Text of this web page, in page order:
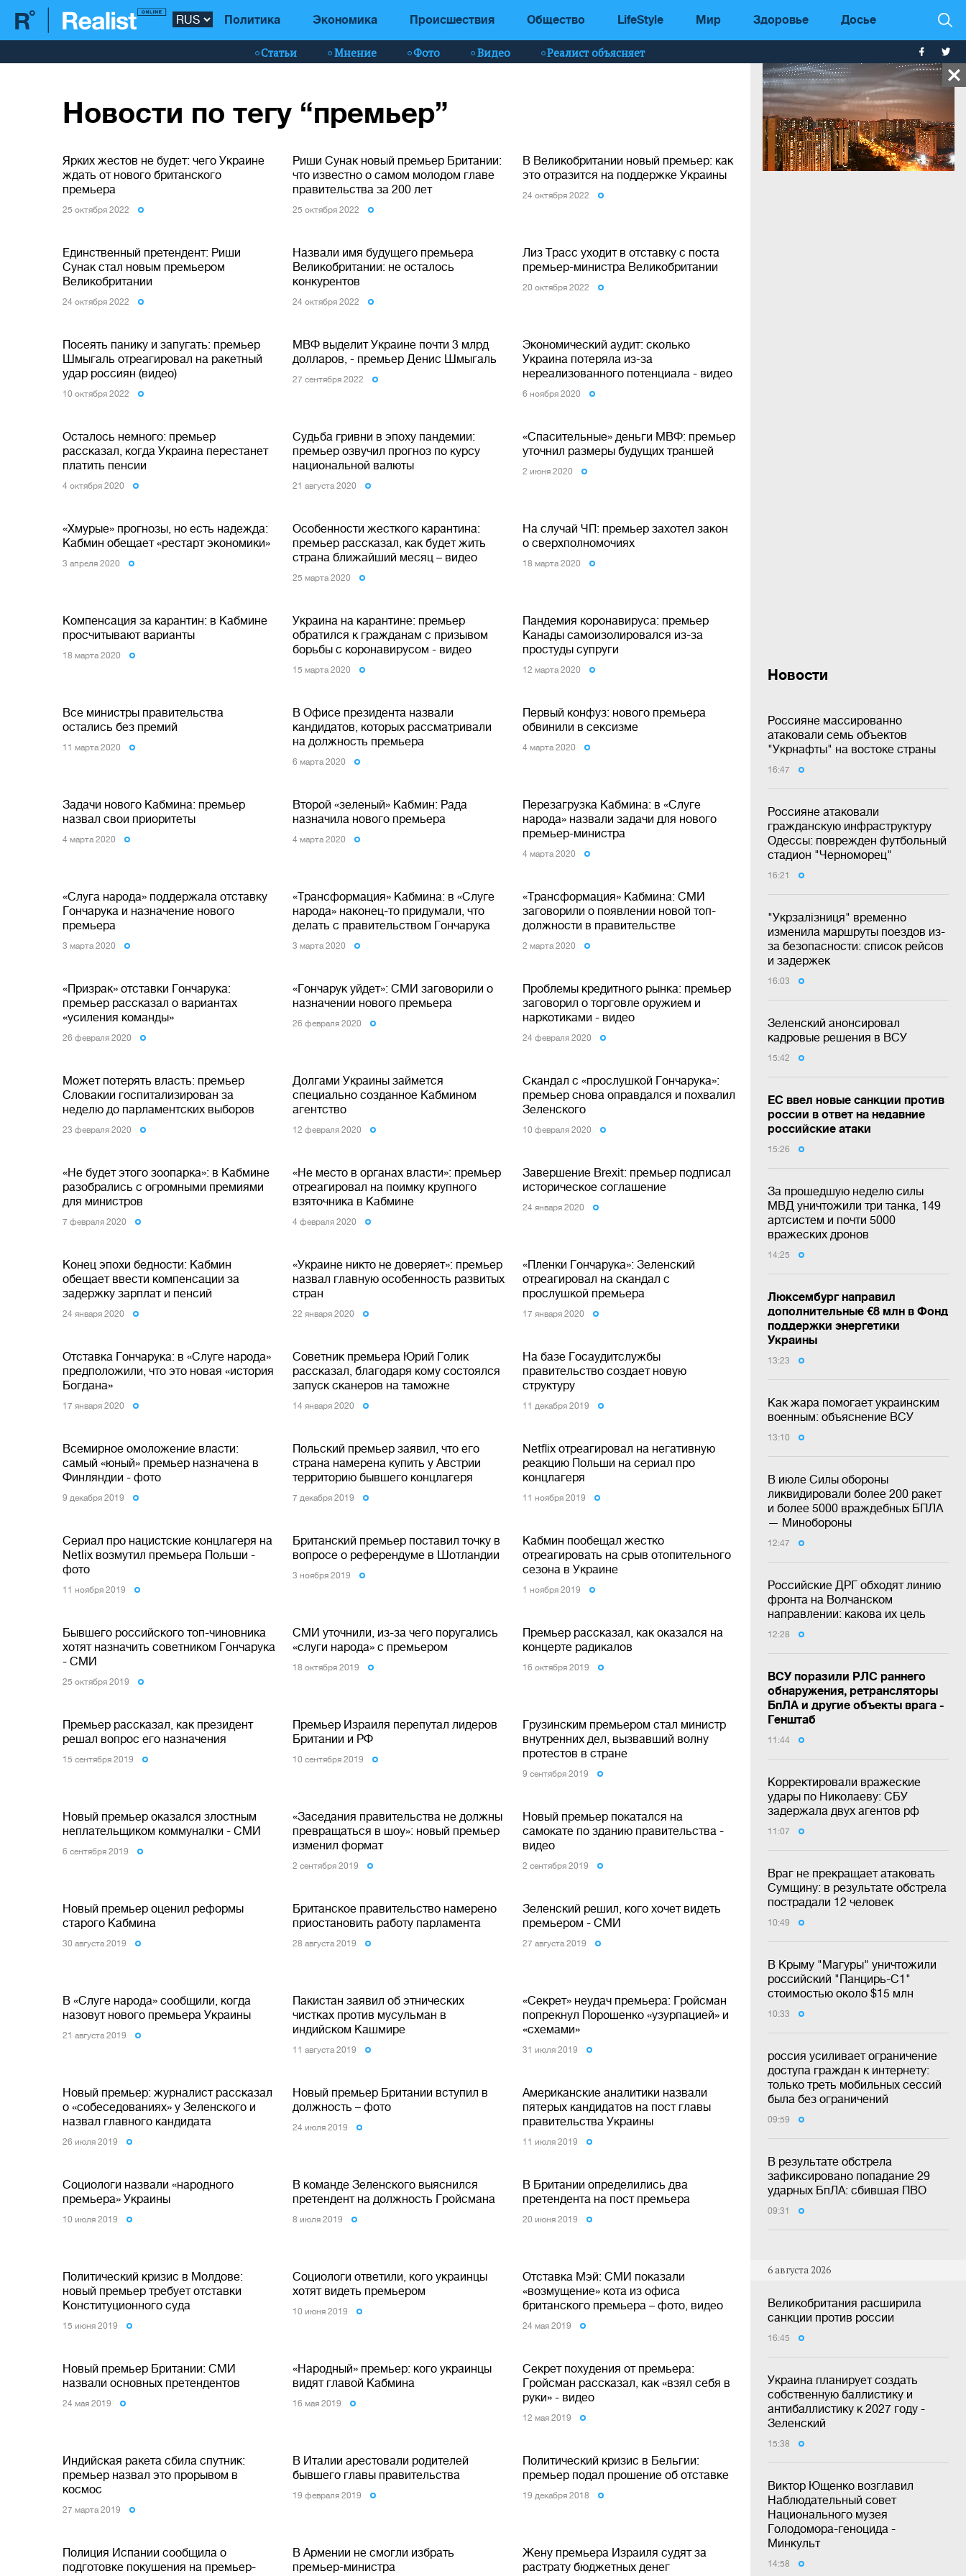
Политика Экономика Происшествия Общество LifeStyle Мир Здоровье Досье
Статьи Мнение Фото Видео Реалист объясняет
Новости
Россияне массированно
атаковали семь объектов
"Укрнафты" на востоке страны
16:47
Россияне атаковали
гражданскую инфраструктуру
Одессы: поврежден футбольный
стадион "Черноморец"
16:21
"Укрзалізниця" временно
изменила маршруты поездов из-
за безопасности: список рейсов
и задержек
16:03
Зеленский анонсировал
кадровые решения в ВСУ
15:42
ЕС ввел новые санкции против
россии в ответ на недавние
российские атаки
15:26
За прошедшую неделю силы
МВД уничтожили три танка, 149
артсистем и почти 5000
вражеских дронов
14:25
Люксембург направил
дополнительные €8 млн в Фонд
поддержки энергетики
Украины
13:23
Как жара помогает украинским
военным: объяснение ВСУ
13:10
В июле Силы обороны
ликвидировали более 200 ракет
и более 5000 враждебных БПЛА
— Минобороны
12:47
Российские ДРГ обходят линию
фронта на Волчанском
направлении: какова их цель
12:28
ВСУ поразили РЛС раннего
обнаружения, ретрансляторы
БпЛА и другие объекты врага -
Генштаб
11:44
Корректировали вражеские
удары по Николаеву: СБУ
задержала двух агентов рф
11:07
Враг не прекращает атаковать
Сумщину: в результате обстрела
пострадали 12 человек
10:49
В Крыму "Магуры" уничтожили
российский "Панцирь-С1"
стоимостью около $15 млн
10:33
россия усиливает ограничение
доступа граждан к интернету:
только треть мобильных сессий
была без ограничений
09:59
В результате обстрела
зафиксировано попадание 29
ударных БпЛА: сбившая ПВО
09:31
6 августа 2026
Великобритания расширила
санкции против россии
16:45
Украина планирует создать
собственную баллистику и
антибаллистику к 2027 году -
Зеленский
15:38
Виктор Ющенко возглавил
Наблюдательный совет
Национального музея
Голодомора-геноцида -
Минкульт
14:58
Новости по тегу “премьер”
Ярких жестов не будет: чего Украине
ждать от нового британского
премьера
25 октября 2022
Риши Сунак новый премьер Британии:
что известно о самом молодом главе
правительства за 200 лет
25 октября 2022
В Великобритании новый премьер: как
это отразится на поддержке Украины
24 октября 2022
Единственный претендент: Риши
Сунак стал новым премьером
Великобритании
24 октября 2022
Назвали имя будущего премьера
Великобритании: не осталось
конкурентов
24 октября 2022
Лиз Трасс уходит в отставку с поста
премьер-министра Великобритании
20 октября 2022
Посеять панику и запугать: премьер
Шмыгаль отреагировал на ракетный
удар россиян (видео)
10 октября 2022
МВФ выделит Украине почти 3 млрд
долларов, - премьер Денис Шмыгаль
27 сентября 2022
Экономический аудит: сколько
Украина потеряла из-за
нереализованного потенциала - видео
6 ноября 2020
Осталось немного: премьер
рассказал, когда Украина перестанет
платить пенсии
4 октября 2020
Судьба гривни в эпоху пандемии:
премьер озвучил прогноз по курсу
национальной валюты
21 августа 2020
«Спасительные» деньги МВФ: премьер
уточнил размеры будущих траншей
2 июня 2020
«Хмурые» прогнозы, но есть надежда:
Кабмин обещает «рестарт экономики»
3 апреля 2020
Особенности жесткого карантина:
премьер рассказал, как будет жить
страна ближайший месяц – видео
25 марта 2020
На случай ЧП: премьер захотел закон
о сверхполномочиях
18 марта 2020
Компенсация за карантин: в Кабмине
просчитывают варианты
18 марта 2020
Украина на карантине: премьер
обратился к гражданам с призывом
борьбы с коронавирусом - видео
15 марта 2020
Пандемия коронавируса: премьер
Канады самоизолировался из-за
простуды супруги
12 марта 2020
Все министры правительства
остались без премий
11 марта 2020
В Офисе президента назвали
кандидатов, которых рассматривали
на должность премьера
6 марта 2020
Первый конфуз: нового премьера
обвинили в сексизме
4 марта 2020
Задачи нового Кабмина: премьер
назвал свои приоритеты
4 марта 2020
Второй «зеленый» Кабмин: Рада
назначила нового премьера
4 марта 2020
Перезагрузка Кабмина: в «Слуге
народа» назвали задачи для нового
премьер-министра
4 марта 2020
«Слуга народа» поддержала отставку
Гончарука и назначение нового
премьера
3 марта 2020
«Трансформация» Кабмина: в «Слуге
народа» наконец-то придумали, что
делать с правительством Гончарука
3 марта 2020
«Трансформация» Кабмина: СМИ
заговорили о появлении новой топ-
должности в правительстве
2 марта 2020
«Призрак» отставки Гончарука:
премьер рассказал о вариантах
«усиления команды»
26 февраля 2020
«Гончарук уйдет»: СМИ заговорили о
назначении нового премьера
26 февраля 2020
Проблемы кредитного рынка: премьер
заговорил о торговле оружием и
наркотиками - видео
24 февраля 2020
Может потерять власть: премьер
Словакии госпитализирован за
неделю до парламентских выборов
23 февраля 2020
Долгами Украины займется
специально созданное Кабмином
агентство
12 февраля 2020
Скандал с «прослушкой Гончарука»:
премьер снова оправдался и похвалил
Зеленского
10 февраля 2020
«Не будет этого зоопарка»: в Кабмине
разобрались с огромными премиями
для министров
7 февраля 2020
«Не место в органах власти»: премьер
отреагировал на поимку крупного
взяточника в Кабмине
4 февраля 2020
Завершение Brexit: премьер подписал
историческое соглашение
24 января 2020
Конец эпохи бедности: Кабмин
обещает ввести компенсации за
задержку зарплат и пенсий
24 января 2020
«Украине никто не доверяет»: премьер
назвал главную особенность развитых
стран
22 января 2020
«Пленки Гончарука»: Зеленский
отреагировал на скандал с
прослушкой премьера
17 января 2020
Отставка Гончарука: в «Слуге народа»
предположили, что это новая «история
Богдана»
17 января 2020
Советник премьера Юрий Голик
рассказал, благодаря кому состоялся
запуск сканеров на таможне
14 января 2020
На базе Госаудитслужбы
правительство создает новую
структуру
11 декабря 2019
Всемирное омоложение власти:
самый «юный» премьер назначена в
Финляндии - фото
9 декабря 2019
Польский премьер заявил, что его
страна намерена купить у Австрии
территорию бывшего концлагеря
7 декабря 2019
Netflix отреагировал на негативную
реакцию Польши на сериал про
концлагеря
11 ноября 2019
Сериал про нацистские концлагеря на
Netlix возмутил премьера Польши -
фото
11 ноября 2019
Британский премьер поставил точку в
вопросе о референдуме в Шотландии
3 ноября 2019
Кабмин пообещал жестко
отреагировать на срыв отопительного
сезона в Украине
1 ноября 2019
Бывшего российского топ-чиновника
хотят назначить советником Гончарука
- СМИ
25 октября 2019
СМИ уточнили, из-за чего поругались
«слуги народа» с премьером
18 октября 2019
Премьер рассказал, как оказался на
концерте радикалов
16 октября 2019
Премьер рассказал, как президент
решал вопрос его назначения
15 сентября 2019
Премьер Израиля перепутал лидеров
Британии и РФ
10 сентября 2019
Грузинским премьером стал министр
внутренних дел, вызвавший волну
протестов в стране
9 сентября 2019
Новый премьер оказался злостным
неплательщиком коммуналки - СМИ
6 сентября 2019
«Заседания правительства не должны
превращаться в шоу»: новый премьер
изменил формат
2 сентября 2019
Новый премьер покатался на
самокате по зданию правительства -
видео
2 сентября 2019
Новый премьер оценил реформы
старого Кабмина
30 августа 2019
Британское правительство намерено
приостановить работу парламента
28 августа 2019
Зеленский решил, кого хочет видеть
премьером - СМИ
27 августа 2019
В «Слуге народа» сообщили, когда
назовут нового премьера Украины
21 августа 2019
Пакистан заявил об этнических
чистках против мусульман в
индийском Кашмире
11 августа 2019
«Секрет» неудач премьера: Гройсман
попрекнул Порошенко «узурпацией» и
«схемами»
31 июля 2019
Новый премьер: журналист рассказал
о «собеседованиях» у Зеленского и
назвал главного кандидата
26 июля 2019
Новый премьер Британии вступил в
должность – фото
24 июля 2019
Американские аналитики назвали
пятерых кандидатов на пост главы
правительства Украины
11 июля 2019
Социологи назвали «народного
премьера» Украины
10 июля 2019
В команде Зеленского выяснился
претендент на должность Гройсмана
8 июля 2019
В Британии определились два
претендента на пост премьера
20 июня 2019
Политический кризис в Молдове:
новый премьер требует отставки
Конституционного суда
15 июня 2019
Социологи ответили, кого украинцы
хотят видеть премьером
10 июня 2019
Отставка Мэй: СМИ показали
«возмущение» кота из офиса
британского премьера – фото, видео
24 мая 2019
Новый премьер Британии: СМИ
назвали основных претендентов
24 мая 2019
«Народный» премьер: кого украинцы
видят главой Кабмина
16 мая 2019
Секрет похудения от премьера:
Гройсман рассказал, как «взял себя в
руки» - видео
12 мая 2019
Индийская ракета сбила спутник:
премьер назвал это прорывом в
космос
27 марта 2019
В Италии арестовали родителей
бывшего главы правительства
19 февраля 2019
Политический кризис в Бельгии:
премьер подал прошение об отставке
19 декабря 2018
Полиция Испании сообщила о
подготовке покушения на премьер-
В Армении не смогли избрать
премьер-министра
Жену премьера Израиля судят за
растрату бюджетных денег